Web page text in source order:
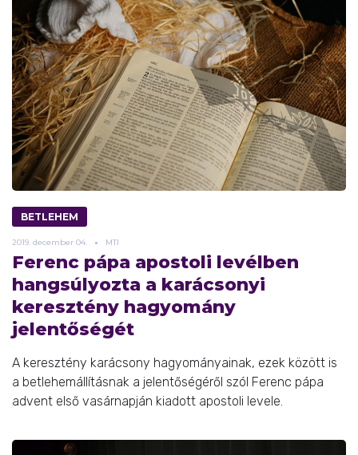
BETLEHEM
2019. december 04. MTI
Ferenc pápa apostoli levélben
hangsúlyozta a karácsonyi
keresztény hagyomány
jelentőségét
A keresztény karácsony hagyományainak, ezek között is
a betlehemállításnak a jelentőségéről szól Ferenc pápa
advent első vasárnapján kiadott apostoli levele.